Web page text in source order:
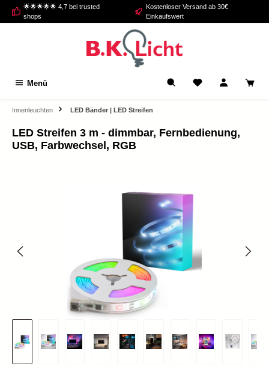
springen
🌟🌟🌟🌟🌟 4,7 bei trusted
shops
Kostenloser Versand ab 30€
Einkaufswert
Menü
Innenleuchten LED Bänder | LED Streifen
LED Streifen 3 m - dimmbar, Fernbedienung,
USB, Farbwechsel, RGB